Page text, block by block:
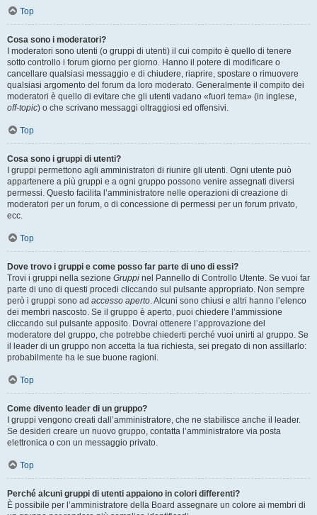
Top
Cosa sono i moderatori?
I moderatori sono utenti (o gruppi di utenti) il cui compito è quello di tenere
sotto controllo i forum giorno per giorno. Hanno il potere di modificare o
cancellare qualsiasi messaggio e di chiudere, riaprire, spostare o rimuovere
qualsiasi argomento del forum da loro moderato. Generalmente il compito dei
moderatori è quello di evitare che gli utenti vadano «fuori tema» (in inglese,
off-topic) o che scrivano messaggi oltraggiosi ed offensivi.
Top
Cosa sono i gruppi di utenti?
I gruppi permettono agli amministratori di riunire gli utenti. Ogni utente può
appartenere a più gruppi e a ogni gruppo possono venire assegnati diversi
permessi. Questo facilita l’amministratore nelle operazioni di creazione di
moderatori per un forum, o di concessione di permessi per un forum privato,
ecc.
Top
Dove trovo i gruppi e come posso far parte di uno di essi?
Trovi i gruppi nella sezione Gruppi nel Pannello di Controllo Utente. Se vuoi far
parte di uno di questi procedi cliccando sul pulsante appropriato. Non sempre
però i gruppi sono ad accesso aperto. Alcuni sono chiusi e altri hanno l’elenco
dei membri nascosto. Se il gruppo è aperto, puoi chiedere l’ammissione
cliccando sul pulsante apposito. Dovrai ottenere l’approvazione del
moderatore del gruppo, che potrebbe chiederti perché vuoi unirti al gruppo. Se
il leader di un gruppo non accetta la tua richiesta, sei pregato di non assillarlo:
probabilmente ha le sue buone ragioni.
Top
Come divento leader di un gruppo?
I gruppi vengono creati dall’amministratore, che ne stabilisce anche il leader.
Se desideri creare un nuovo gruppo, contatta l’amministratore via posta
elettronica o con un messaggio privato.
Top
Perché alcuni gruppi di utenti appaiono in colori differenti?
È possibile per l’amministratore della Board assegnare un colore ai membri di